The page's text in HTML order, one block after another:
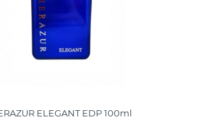
ELEGANT EDP 100ml